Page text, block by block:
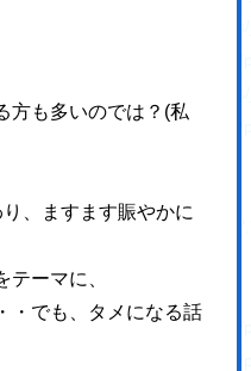
方も多いのでは？(私
、ますます賑やかに
ーマに、
・でも、タメになる話
hajimecreate.com/wp-
hajimecreate.com/wp-
hajimecreate.com/wp-
lightbox-js-extra'>
hajimecreate.com/wp-
hajimecreate.com/wp-